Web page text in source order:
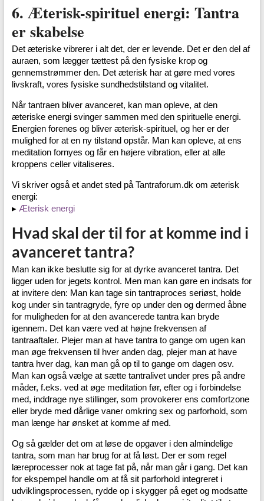
6. Æterisk-spirituel energi: Tantra
er skabelse
Det æteriske vibrerer i alt det, der er levende. Det er den del af
auraen, som lægger tættest på den fysiske krop og
gennemstrømmer den. Det æterisk har at gøre med vores
livskraft, vores fysiske sundhedstilstand og vitalitet.
Når tantraen bliver avanceret, kan man opleve, at den
æteriske energi svinger sammen med den spirituelle energi.
Energien forenes og bliver æterisk-spirituel, og her er der
mulighed for at en ny tilstand opstår. Man kan opleve, at ens
meditation fornyes og får en højere vibration, eller at alle
kroppens celler vitaliseres.
Vi skriver også et andet sted på Tantraforum.dk om æterisk
energi:
▸ Æterisk energi
Hvad skal der til for at komme ind i
avanceret tantra?
Man kan ikke beslutte sig for at dyrke avanceret tantra. Det
ligger uden for jegets kontrol. Men man kan gøre en indsats for
at invitere den: Man kan tage sin tantraproces seriøst, holde
kog under sin tantragryde, fyre op under den og dermed åbne
for muligheden for at den avancerede tantra kan bryde
igennem. Det kan være ved at højne frekvensen af
tantraaftaler. Plejer man at have tantra to gange om ugen kan
man øge frekvensen til hver anden dag, plejer man at have
tantra hver dag, kan man gå op til to gange om dagen osv.
Man kan også vælge at sætte tantralivet under pres på andre
måder, f.eks. ved at øge meditation før, efter og i forbindelse
med, inddrage nye stillinger, som provokerer ens comfortzone
eller bryde med dårlige vaner omkring sex og parforhold, som
man længe har ønsket at komme af med.
Og så gælder det om at løse de opgaver i den almindelige
tantra, som man har brug for at få løst. Der er som regel
læreprocesser nok at tage fat på, når man går i gang. Det kan
for ekspempel handle om at få sit parforhold integreret i
udviklingsprocessen, rydde op i skygger på eget og modsatte